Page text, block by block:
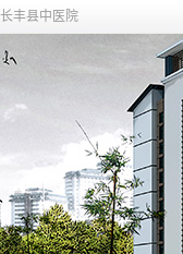
长丰县中医院